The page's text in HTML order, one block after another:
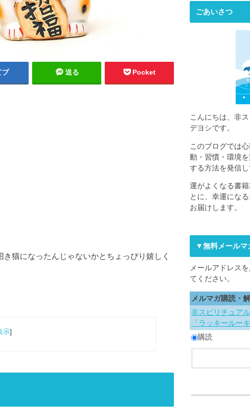
ブ 送る Pocket
猫になったんじゃないかとちょっぴり嬉しく
示]
ごあいさつ
こんにちは、非
デヨシです。
このブログでは
動・習慣・環境
する方法を発信し
運がよくなる書
とに、幸運にな
お届けします。
▼無料メールマ
メールアドレス
てください。
メルマガ購読・
非スピリチュア
「ラッキールーキ
購読